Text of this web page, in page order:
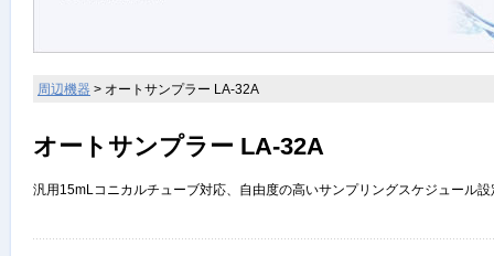
周辺機器 > オートサンプラー LA-32A
オートサンプラー LA-32A
汎用15mLコニカルチューブ対応、自由度の高いサンプリングスケジュール設